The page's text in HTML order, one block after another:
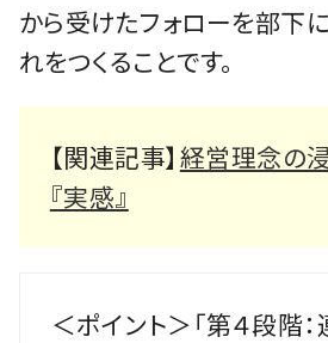
から受けたフォローを部下
れをつくることです。
【関連記事】 経営理念の
『実感』
＜ポイント＞「第４段階